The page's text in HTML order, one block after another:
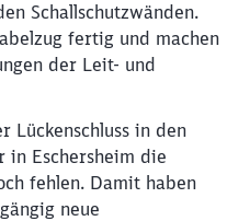
Schallschutzwänden.
fertig und machen
der Leit- und
Lückenschluss in den
in Eschersheim die
fehlen. Damit haben
neue
Schließen
Weiter